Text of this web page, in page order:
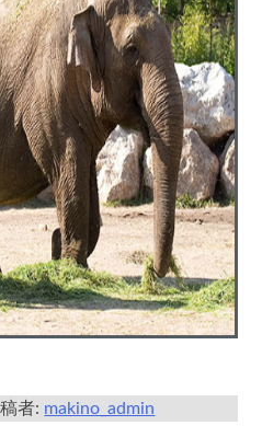
者: makino_admin